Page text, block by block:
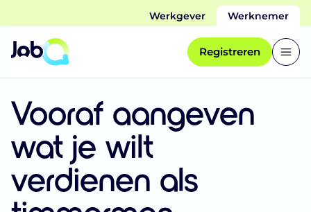
Werkgever Werknemer
Registreren
Vooraf aangeven
wat je wilt
verdienen als